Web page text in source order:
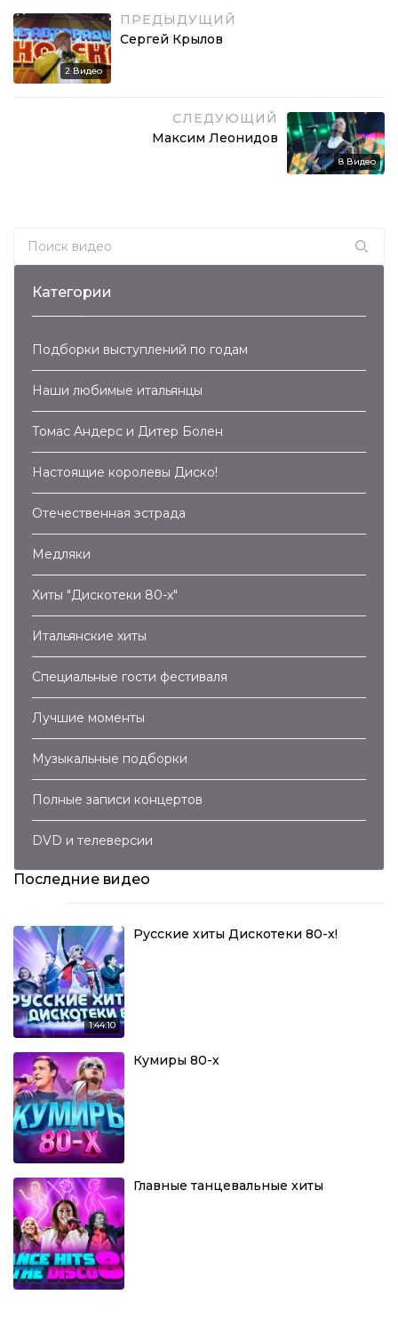
2Видео
ПРЕДЫДУЩИЙ
Сергей Крылов
СЛЕДУЮЩИЙ
Максим Леонидов
8Видео
Search for:
Категории
Подборки выступлений по годам
Наши любимые итальянцы
Томас Андерс и Дитер Болен
Настоящие королевы Диско!
Отечественная эстрада
Медляки
Хиты "Дискотеки 80-х"
Итальянские хиты
Специальные гости фестиваля
Лучшие моменты
Музыкальные подборки
Полные записи концертов
DVD и телеверсии
Последние видео
1:44:10
Русские хиты Дискотеки 80-х!
Кумиры 80-х
Главные танцевальные хиты